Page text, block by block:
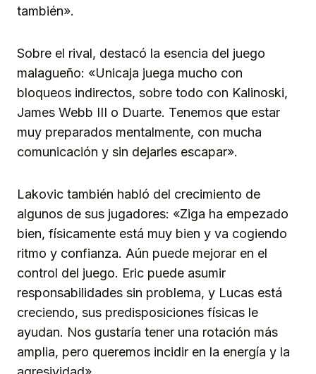
también».
Sobre el rival, destacó la esencia del juego
malagueño: «Unicaja juega mucho con
bloqueos indirectos, sobre todo con Kalinoski,
James Webb III o Duarte. Tenemos que estar
muy preparados mentalmente, con mucha
comunicación y sin dejarles escapar».
Lakovic también habló del crecimiento de
algunos de sus jugadores: «Ziga ha empezado
bien, físicamente está muy bien y va cogiendo
ritmo y confianza. Aún puede mejorar en el
control del juego. Eric puede asumir
responsabilidades sin problema, y Lucas está
creciendo, sus predisposiciones físicas le
ayudan. Nos gustaría tener una rotación más
amplia, pero queremos incidir en la energía y la